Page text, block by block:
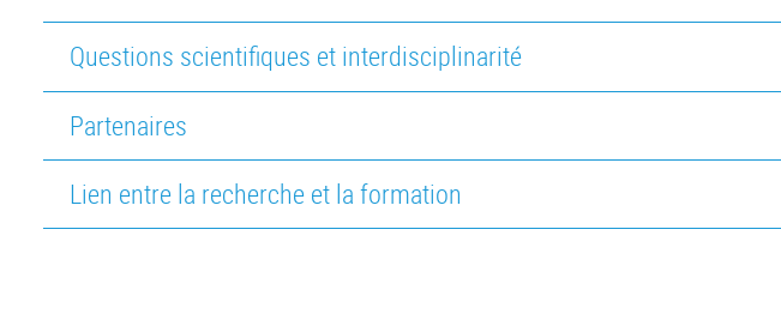
Questions scientifiques et interdisciplinarité
Partenaires
Lien entre la recherche et la formation